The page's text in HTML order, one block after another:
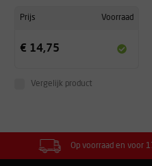
Prijs Voorraad
€ 14,75
Vergelijk product
Op voorraad en voor